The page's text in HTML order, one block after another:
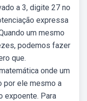
a 3, digite 27 no
expressa
um mesmo
podemos fazer
que.
onde um
por ele mesmo a
expoente. Para